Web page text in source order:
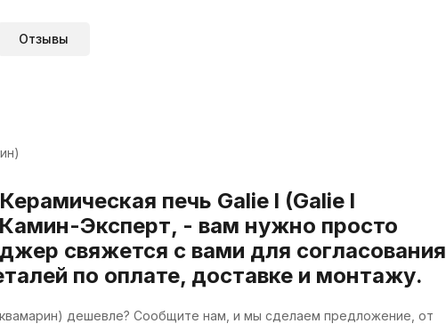
Отзывы
печь Galie l (Galie l
Эксперт, - вам нужно просто
свяжется с вами для согласования
по оплате, доставке и монтажу.
дешевле? Сообщите нам, и мы сделаем предложение, от